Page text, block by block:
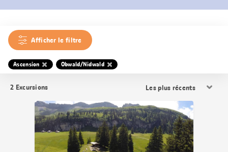
Afficher le filtre
Ascension Obwald/Nidwald
2 Excursions
les